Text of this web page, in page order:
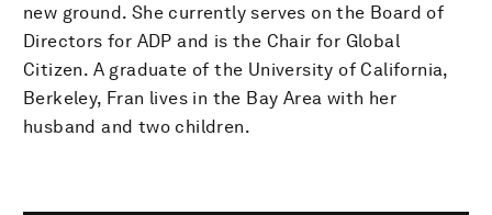
new ground. She currently serves on the Board of
Directors for ADP and is the Chair for Global
Citizen. A graduate of the University of California,
Berkeley, Fran lives in the Bay Area with her
husband and two children.